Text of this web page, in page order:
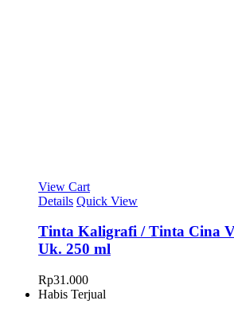
View Cart
Details Quick View
Tinta Kaligrafi / Tinta Cina
Uk. 250 ml
Rp31.000
Habis Terjual